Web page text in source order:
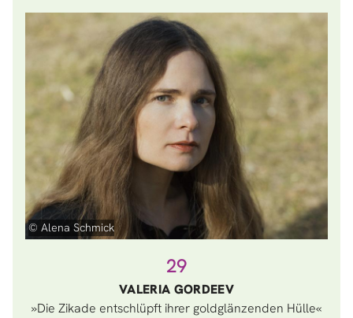
© Alena Schmick
29
VALERIA GORDEEV
»Die Zikade entschlüpft ihrer goldglänzenden Hülle«